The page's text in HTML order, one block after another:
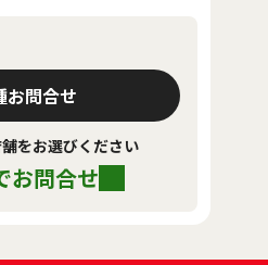
お問合せ
をお選びください
お問合せ